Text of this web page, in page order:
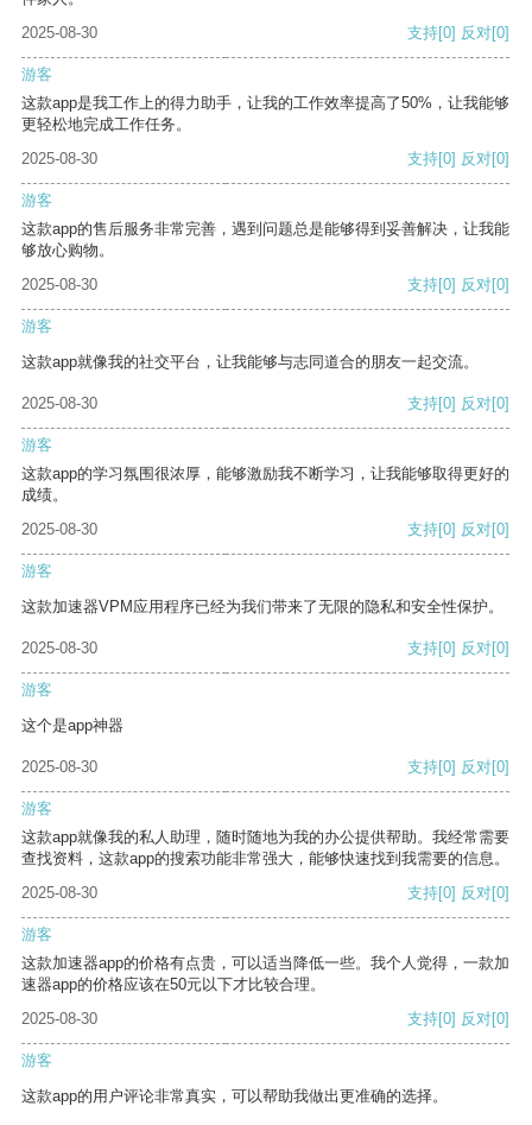
2025-08-30
支持[0] 反对[0]
游客
这款app是我工作上的得力助手，让我的工作效率提高了50%，让我能够
更轻松地完成工作任务。
2025-08-30
支持[0] 反对[0]
游客
这款app的售后服务非常完善，遇到问题总是能够得到妥善解决，让我能
够放心购物。
2025-08-30
支持[0] 反对[0]
游客
这款app就像我的社交平台，让我能够与志同道合的朋友一起交流。
2025-08-30 支持[0] 反对[0]
游客
这款app的学习氛围很浓厚，能够激励我不断学习，让我能够取得更好的
成绩。
2025-08-30
支持[0] 反对[0]
游客
这款加速器VPM应用程序已经为我们带来了无限的隐私和安全性保护。
2025-08-30 支持[0] 反对[0]
游客
这个是app神器
2025-08-30 支持[0] 反对[0]
游客
这款app就像我的私人助理，随时随地为我的办公提供帮助。我经常需要
查找资料，这款app的搜索功能非常强大，能够快速找到我需要的信息。
2025-08-30
支持[0] 反对[0]
游客
这款加速器app的价格有点贵，可以适当降低一些。我个人觉得，一款加
速器app的价格应该在50元以下才比较合理。
2025-08-30
支持[0] 反对[0]
游客
这款app的用户评论非常真实，可以帮助我做出更准确的选择。